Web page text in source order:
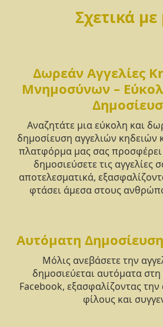
Σχετικά με
Δωρεάν Αγγελίες
Μνημοσύνων –
Αναζητάτε μια εύκολη και
δημοσίευση αγγελιών
πλατφόρμα μας σας
δημοσιεύσετε τις αγγελίες
αποτελεσματικά,
φτάσει άμεσα στους
Αυτόματη
Μόλις ανεβάσετε την
δημοσιεύεται αυτόματα
Facebook, εξασφαλίζοντας
φίλους και